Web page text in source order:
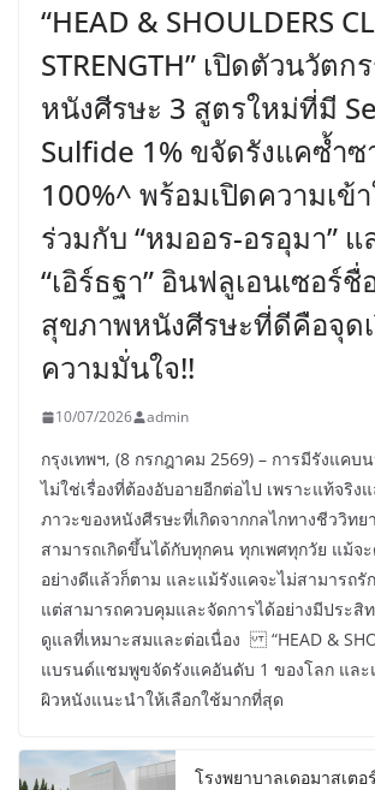
“HEAD & SHOULDERS
STRENGTH” เปิดตัวนวัตก
หนังศีรษะ 3 สูตรใหม่ที่มี
Sulfide 1% ขจัดรังแคซ้ำซ
100%^ พร้อมเปิดความเข้
ร่วมกับ “หมออร-อรอุมา” แ
“เอิร์ธฐา” อินฟลูเอนเซอ
สุขภาพหนังศีรษะที่ดีคือจุด
ความมั่นใจ!!
10/07/2026 admin
กรุงเทพฯ, (8 กรกฎาคม 2569) – การมีรังแคบ
ไม่ใช่เรื่องที่ต้องอับอายอีกต่อไป เพราะแท้จริง
ภาวะของหนังศีรษะที่เกิดจากกลไกทางชีววิทย
สามารถเกิดขึ้นได้กับทุกคน ทุกเพศทุกวัย แม้จ
อย่างดีแล้วก็ตาม และแม้รังแคจะไม่สามารถรั
แต่สามารถควบคุมและจัดการได้อย่างมีประสิ
ดูแลที่เหมาะสมและต่อเนื่อง “HEAD &
แบรนด์แชมพูขจัดรังแคอันดับ 1 ของโลก แล
ผิวหนังแนะนำให้เลือกใช้มากที่สุด
โรงพยาบาลเดอมาสเต